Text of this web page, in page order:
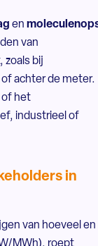
en
van
zoals bij
achter de meter.
of het
industrieel of
in
van hoeveel en